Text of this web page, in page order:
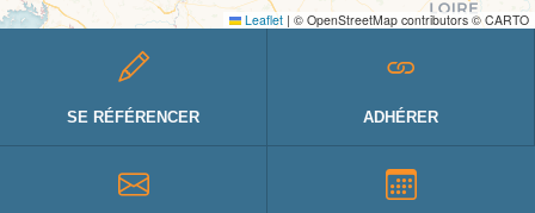
Leaflet | © OpenStreetMap contributors © CARTO
SE RÉFÉRENCER ADHÉRER